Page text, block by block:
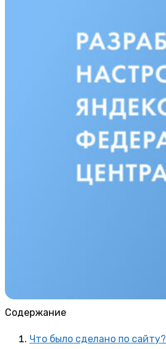
Содержание
Что было сделано по сайту?